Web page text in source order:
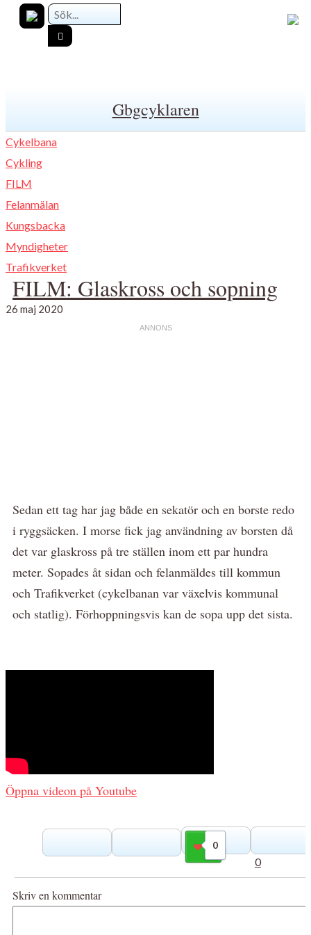
Gbgcyklaren
Cykelbana
Cykling
FILM
Felanmälan
Kungsbacka
Myndigheter
Trafikverket
FILM: Glaskross och sopning
26 maj 2020
Sedan ett tag har jag både en sekatör och en borste redo
i ryggsäcken. I morse fick jag användning av borsten då
det var glaskross på tre ställen inom ett par hundra
meter. Sopades åt sidan och felanmäldes till kommun
och Trafikverket (cykelbanan var växelvis kommunal
och statlig). Förhoppningsvis kan de sopa upp det sista.
Öppna videon på Youtube
0
Gilla
0
Skriv en kommentar